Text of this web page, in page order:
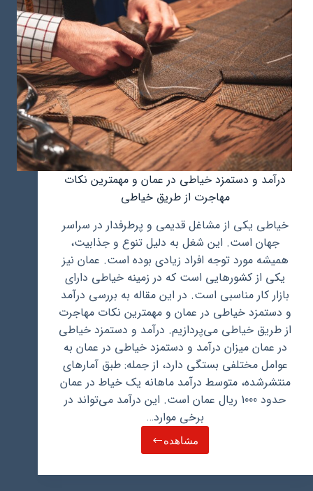
درآمد و دستمزد خیاطی در عمان و مهمترین نکات
مهاجرت از طریق خیاطی
خیاطی یکی از مشاغل قدیمی و پرطرفدار در سراسر
جهان است. این شغل به دلیل تنوع و جذابیت،
همیشه مورد توجه افراد زیادی بوده است. عمان نیز
یکی از کشورهایی است که در زمینه خیاطی دارای
بازار کار مناسبی است. در این مقاله به بررسی درآمد
و دستمزد خیاطی در عمان و مهمترین نکات مهاجرت
از طریق خیاطی می‌پردازیم. درآمد و دستمزد خیاطی
در عمان میزان درآمد و دستمزد خیاطی در عمان به
عوامل مختلفی بستگی دارد، از جمله: طبق آمارهای
منتشرشده، متوسط درآمد ماهانه یک خیاط در عمان
حدود 1000 ریال عمان است. این درآمد می‌تواند در
برخی موارد…
مشاهدهدرآمد
دستمزد